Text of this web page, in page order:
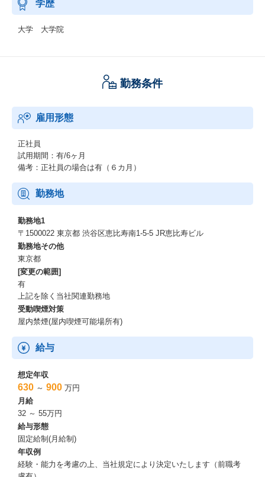
学歴
大学 大学院
勤務条件
雇用形態
正社員
試用期間：有/6ヶ月
備考：正社員の場合は有（６カ月）
勤務地
勤務地1
〒1500022 東京都 渋谷区恵比寿南1-5-5 JR恵比寿ビル
勤務地その他
東京都
[変更の範囲]
有
上記を除く当社関連勤務地
受動喫煙対策
屋内禁煙(屋内喫煙可能場所有)
給与
想定年収
630 ～ 900 万円
月給
32 ～ 55万円
給与形態
固定給制(月給制)
年収例
経験・能力を考慮の上、当社規定により決定いたします（前職考